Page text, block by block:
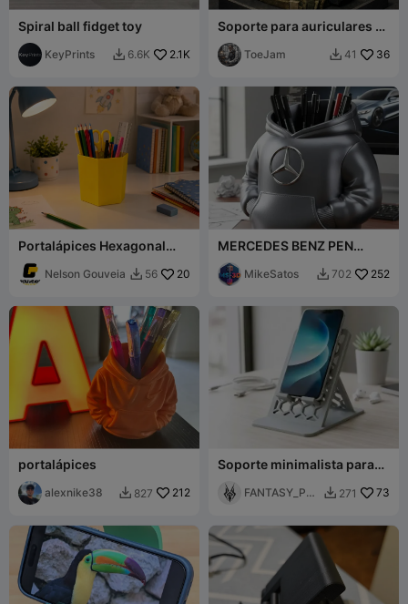
Spiral ball fidget toy
KeyPrints  6.6K 2.1K
Soporte para auriculares –
Edición Calavera Táctica
ToeJam  41 36
Portalápices Hexagonal
Organizador de Escritorio
Nelson Gouveia  56 20
MERCEDES BENZ PEN
HOLDER
MikeSatos  702 252
portalápices
alexnike38  827 212
Soporte minimalista para
FANTASY_PRI
 271 73